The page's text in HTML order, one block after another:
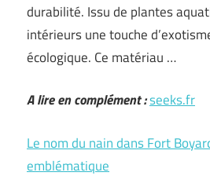
durabilité. Issu de plantes
intérieurs une touche
écologique. Ce matériau …
A lire en complément :seeks.fr
Le nom du nain dans Fort
emblématique